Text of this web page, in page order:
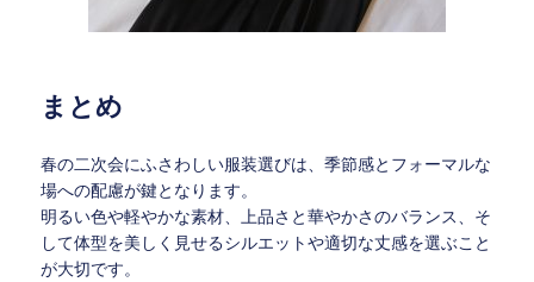
まとめ
春の二次会にふさわしい服装選びは、季節感とフォーマルな
場への配慮が鍵となります。
明るい色や軽やかな素材、上品さと華やかさのバランス、そ
して体型を美しく見せるシルエットや適切な丈感を選ぶこと
が大切です。